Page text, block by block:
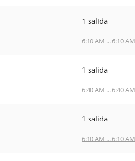
1 salida
6:10 AM ... 6:10 AM
1 salida
6:40 AM ... 6:40 AM
1 salida
6:10 AM ... 6:10 AM